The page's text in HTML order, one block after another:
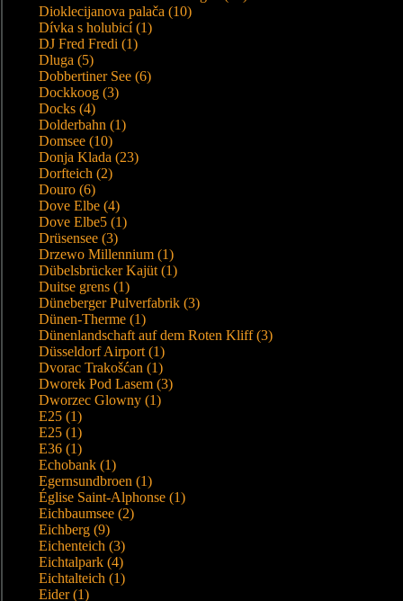
Dioklecijanova palača (10)
Dívka s holubicí (1)
DJ Fred Fredi (1)
Dluga (5)
Dobbertiner See (6)
Dockkoog (3)
Docks (4)
Dolderbahn (1)
Domsee (10)
Donja Klada (23)
Dorfteich (2)
Douro (6)
Dove Elbe (4)
Dove Elbe5 (1)
Drüsensee (3)
Drzewo Millennium (1)
Dübelsbrücker Kajüt (1)
Duitse grens (1)
Düneberger Pulverfabrik (3)
Dünen-Therme (1)
Dünenlandschaft auf dem Roten Kliff (3)
Düsseldorf Airport (1)
Dvorac Trakošćan (1)
Dworek Pod Lasem (3)
Dworzec Glowny (1)
E25 (1)
E25 (1)
E36 (1)
Echobank (1)
Egernsundbroen (1)
Église Saint-Alphonse (1)
Eichbaumsee (2)
Eichberg (9)
Eichenteich (3)
Eichtalpark (4)
Eichtalteich (1)
Eider (1)